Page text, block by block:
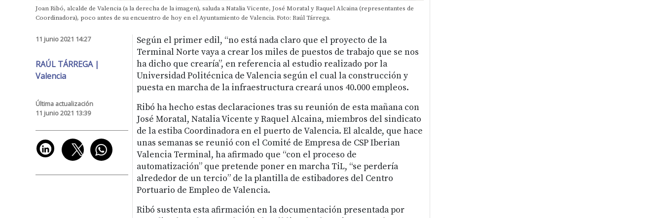
Joan Ribó, alcalde de Valencia (a la derecha de la imagen), saluda a Natalia Vicente, José Moratal y Raquel Alcaina (representantes de
Coordinadora), poco antes de su encuentro de hoy en el Ayuntamiento de Valencia. Foto: Raúl Tárrega.
11 junio 2021 14:27
RAÚL TÁRREGA |
Valencia
Última actualización
11 junio 2021 13:39
Según el primer edil, “no está nada claro que el proyecto de la
Terminal Norte vaya a crear los miles de puestos de trabajo que se nos
ha dicho que crearía”, en referencia al estudio realizado por la
Universidad Politécnica de Valencia según el cual la construcción y
puesta en marcha de la infraestructura creará unos 40.000 empleos.
Ribó ha hecho estas declaraciones tras su reunión de esta mañana con
José Moratal, Natalia Vicente y Raquel Alcaina, miembros del sindicato
de la estiba Coordinadora en el puerto de Valencia. El alcalde, que hace
unas semanas se reunió con el Comité de Empresa de CSP Iberian
Valencia Terminal, ha afirmado que “con el proceso de
automatización” que pretende poner en marcha TiL, “se perdería
alrededor de un tercio” de la plantilla de estibadores del Centro
Portuario de Empleo de Valencia.
Ribó sustenta esta afirmación en la documentación presentada por